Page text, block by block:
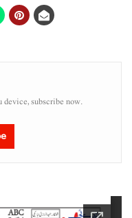
subscribe now.